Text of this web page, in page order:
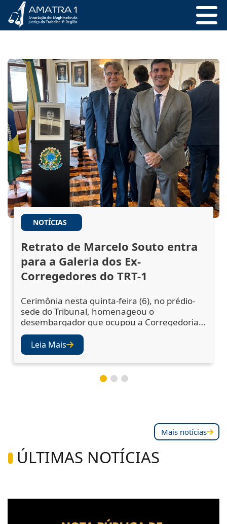
NOTÍCIAS
Retrato de Marcelo Souto entra
para a Galeria dos Ex-
Corregedores do TRT-1
Cerimônia nesta quinta-feira (6), no prédio-
sede do Tribunal, homenageou o
desembargador que ocupou a Corregedoria
Regional no biênio 2023/2025 A cerimônia de
descerramento do retrato do desembargador
Marcelo Augusto Souto de Oliveira,
corregedor regional no biênio 2023/2025,
ocorreu nesta quinta-feira (6), no Salão Nobre
do TRT-1. A solenidade confirmou a inclusão
Leia Mais
Mais notícias
ÚLTIMAS NOTÍCIAS